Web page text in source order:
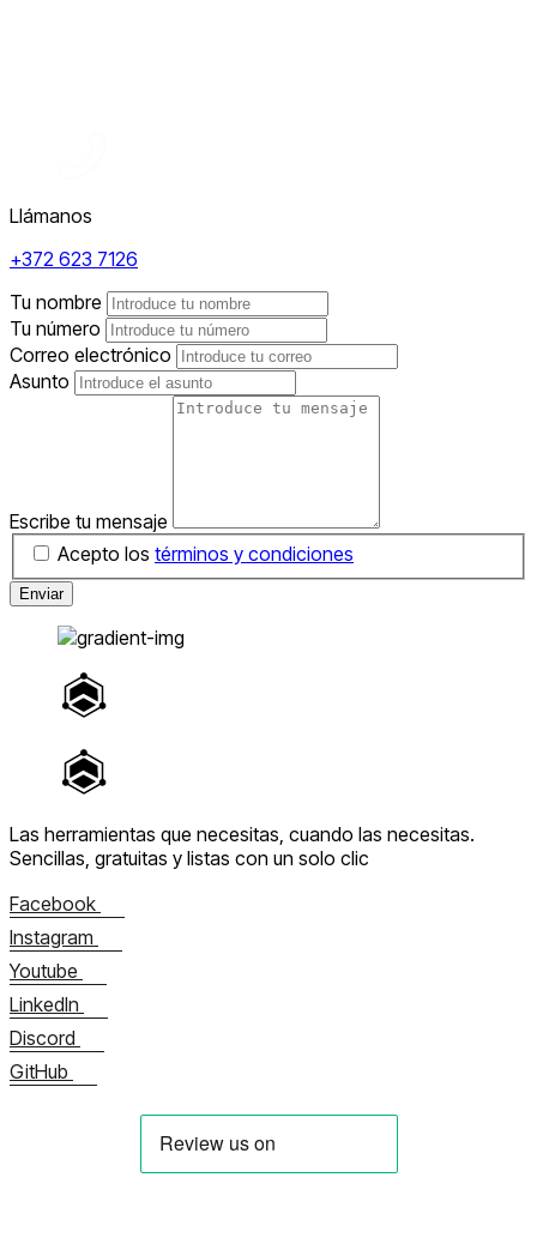
Llámanos
+372 623 7126
Tu nombre
Tu número
Correo electrónico
Asunto
Escribe tu mensaje
Acepto los términos y condiciones
Enviar
Las herramientas que necesitas, cuando las necesitas.
Sencillas, gratuitas y listas con un solo clic
Facebook
Instagram
Youtube
LinkedIn
Discord
GitHub